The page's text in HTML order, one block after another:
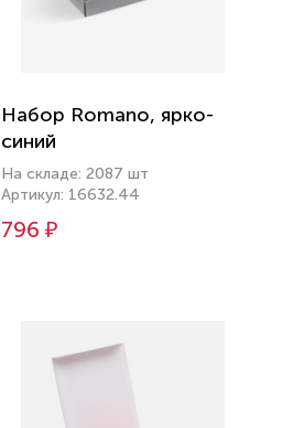
Набор Romano, ярко-
синий
На складе: 2087 шт
Артикул: 16632.44
796 ₽